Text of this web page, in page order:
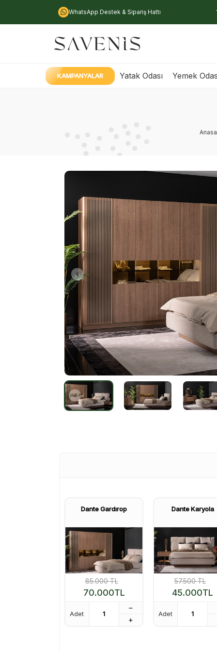
WhatsApp Destek & Sipariş Hattı
KAMPANYALAR Yatak Odası Yemek
Dante Gardırop
85.000TL
70.000TL
Adet
Dante Karyola
57.500TL
45.000TL
Adet